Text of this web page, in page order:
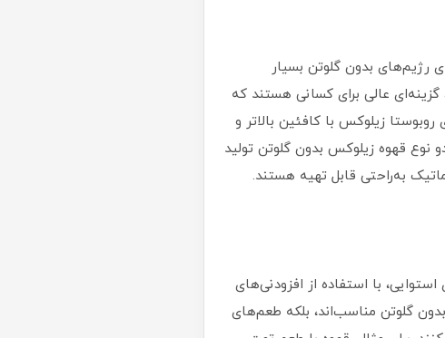
رژیم‌های بدون گلوتن بسیار
با اسیدیته بالا و کافئین کمتر (1.2 تا 1.5 درصد)، گزینه‌ای عالی برای کسانی هستند که
زیلوکس با کافئین بالاتر و
نوع قهوه زیلوکس بدون گلوتن تولید
به‌راحتی قابل تهیه هستند.
با استفاده از افزودنی‌های
گلوتن مناسب‌اند، بلکه طعم‌های